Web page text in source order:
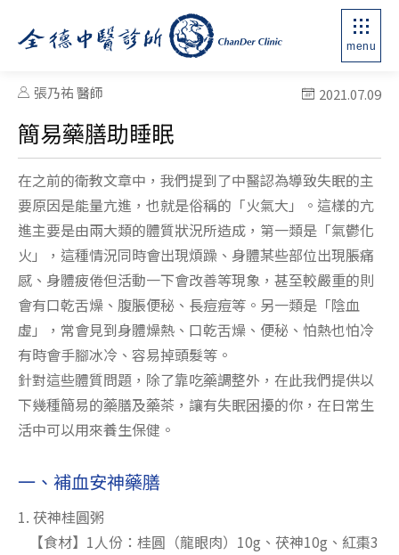
menu
張乃祐 醫師 2021.07.09
簡易藥膳助睡眠
在之前的衛教文章中，我們提到了中醫認為導致失眠的主
要原因是能量亢進，也就是俗稱的「火氣大」。這樣的亢
進主要是由兩大類的體質狀況所造成，第一類是「氣鬱化
火」，這種情況同時會出現煩躁、身體某些部位出現脹痛
感、身體疲倦但活動一下會改善等現象，甚至較嚴重的則
會有口乾舌燥、腹脹便秘、長痘痘等。另一類是「陰血
虛」，常會見到身體燥熱、口乾舌燥、便秘、怕熱也怕冷
有時會手腳冰冷、容易掉頭髮等。
針對這些體質問題，除了靠吃藥調整外，在此我們提供以
下幾種簡易的藥膳及藥茶，讓有失眠困擾的你，在日常生
活中可以用來養生保健。
一、補血安神藥膳
1. 茯神桂圓粥
【食材】1人份：桂圓（龍眼肉）10g、茯神10g、紅棗3